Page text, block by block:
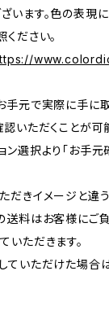
います。色の表現に
ださい。
手元で実際に手に
認いただくことが可
ン選択より「お手
だきイメージと違
送料はお客様にご
いただきます。
ていただけた場合